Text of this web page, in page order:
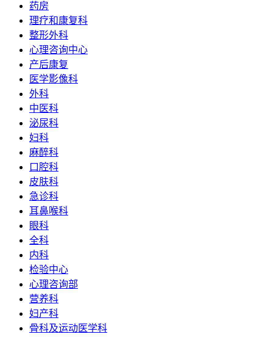
药房
理疗和康复科
整形外科
心理咨询中心
产后康复
医学影像科
外科
中医科
泌尿科
妇科
麻醉科
口腔科
皮肤科
急诊科
耳鼻喉科
眼科
全科
内科
检验中心
心理咨询部
营养科
妇产科
骨科及运动医学科